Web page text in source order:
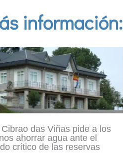
información:
das Viñas pide a los
ahorrar agua ante el
crítico de las reservas